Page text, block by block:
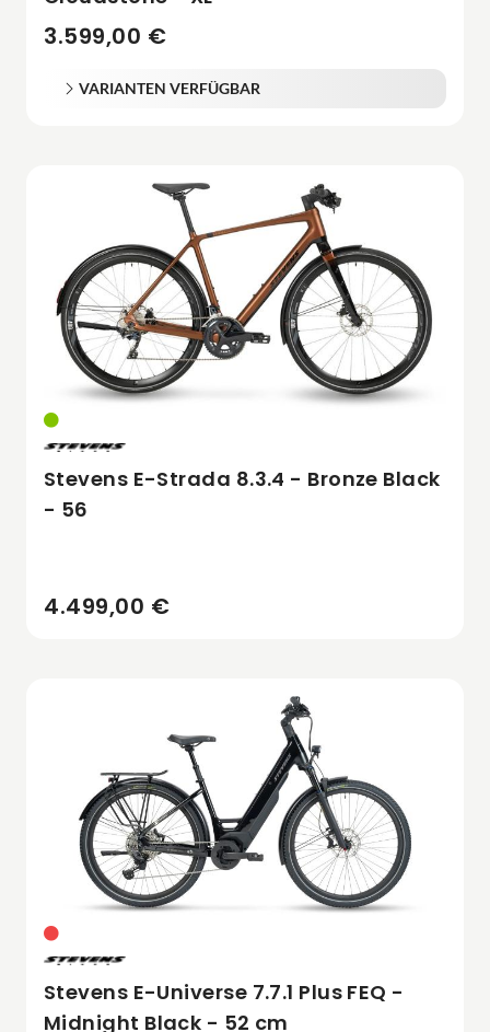
3.599,00 €
VARIANTEN VERFÜGBAR
Stevens E-Strada 8.3.4 - Bronze Black
- 56
4.499,00 €
Stevens E-Universe 7.7.1 Plus FEQ -
Midnight Black - 52 cm